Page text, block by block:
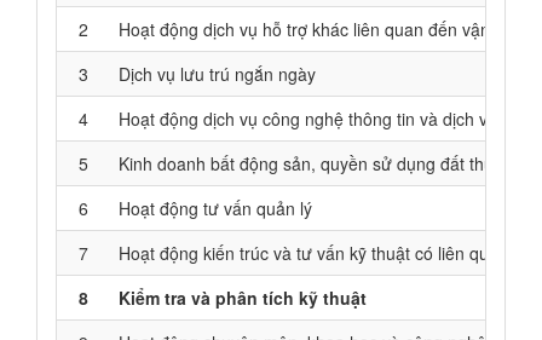
2
Hoạt động dịch vụ hỗ trợ khác liên quan đến vận tải
3
Dịch vụ lưu trú ngắn ngày
4
Hoạt động dịch vụ công nghệ thông tin và dịch vụ
5
Kinh doanh bất động sản, quyền sử dụng đất thuộc
6
Hoạt động tư vấn quản lý
7
Hoạt động kiến trúc và tư vấn kỹ thuật có liên quan
8
Kiểm tra và phân tích kỹ thuật